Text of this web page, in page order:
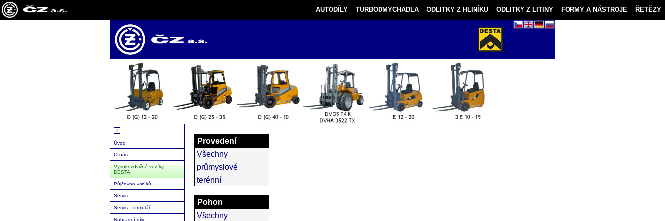
AUTODÍLY TURBODMYCHADLA ODLITKY Z HLINÍKU ODLITKY Z LITINY FORMY A NÁSTROJE ŘETĚZY
Úvod
O nás
Vysokozdvižné vozíky
DESTA
Půjčovna vozíků
Servis
Servis - formulář
Náhradní díly
Provedení
Všechny
průmyslové
terénní
Pohon
Všechny